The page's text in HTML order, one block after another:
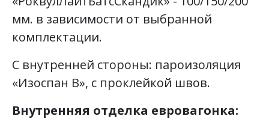
мм. в зависимости от выбранной
комплектации.
С внутренней стороны: пароизоляция
«Изоспан В», с проклейкой швов.
Внутренняя отделка евровагонка: